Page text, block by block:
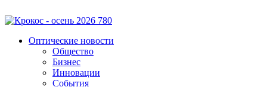
Оптические новости
Общество
Бизнес
Инновации
События